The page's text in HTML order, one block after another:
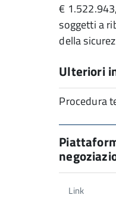
€
soggetti a
della
Ulteriori
Procedura
Link